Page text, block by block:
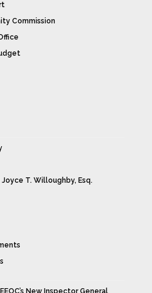
Commission
T. Willoughby, Esq.